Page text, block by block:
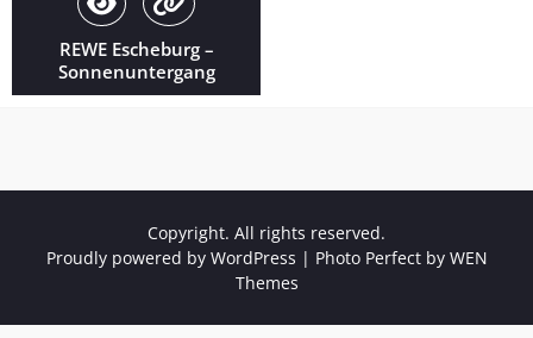
REWE Escheburg –
Sonnenuntergang
Copyright. All rights reserved.
Proudly powered by WordPress | Photo Perfect by WEN
Themes